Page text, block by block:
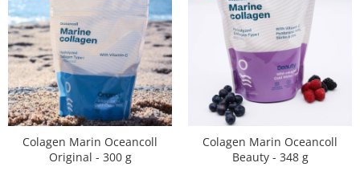
Colagen Marin Oceancoll
Original - 300 g
Colagen Marin Oceancoll
Beauty - 348 g